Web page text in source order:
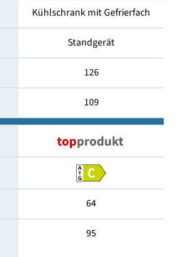
Kühlschrank mit Gefrierfach
Standgerät
126
109
64
95